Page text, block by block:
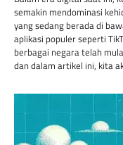
semakin mendominasi
yang sedang berada di
aplikasi populer seperti
berbagai negara telah
dan dalam artikel ini, kita